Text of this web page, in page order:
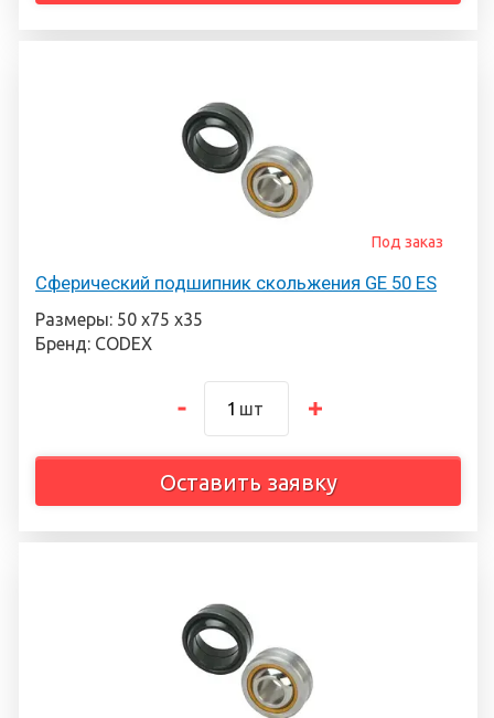
Сферический подшипник скольжения GE 50 ES
Под заказ
Размеры: 50 х75 х35
Бренд: CODEX
шт
Оставить заявку